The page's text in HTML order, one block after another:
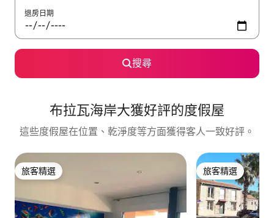
退房日期
搜尋
布拉瓦海岸大獲好評的度假屋
這些度假屋在位置、乾淨度等方面獲得客人一致好評。
旅客精選
旅客精選 旅客精選
旅客精選